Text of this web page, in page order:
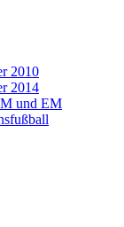
2010
2014
und EM